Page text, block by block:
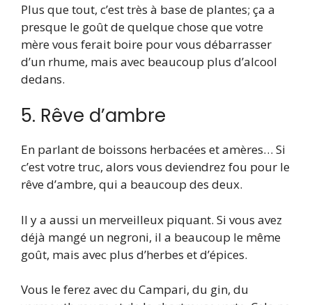
Plus que tout, c’est très à base de plantes; ça a
presque le goût de quelque chose que votre
mère vous ferait boire pour vous débarrasser
d’un rhume, mais avec beaucoup plus d’alcool
dedans.
5. Rêve d’ambre
En parlant de boissons herbacées et amères… Si
c’est votre truc, alors vous deviendrez fou pour le
rêve d’ambre, qui a beaucoup des deux.
Il y a aussi un merveilleux piquant. Si vous avez
déjà mangé un negroni, il a beaucoup le même
goût, mais avec plus d’herbes et d’épices.
Vous le ferez avec du Campari, du gin, du